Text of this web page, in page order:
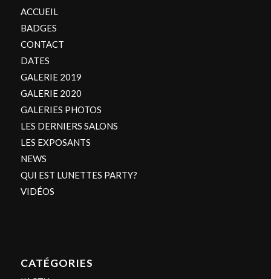
ACCUEIL
BADGES
CONTACT
DATES
GALERIE 2019
GALERIE 2020
GALERIES PHOTOS
LES DERNIERS SALONS
LES EXPOSANTS
NEWS
QUI EST LUNETTES PARTY?
VIDÉOS
CATÉGORIES